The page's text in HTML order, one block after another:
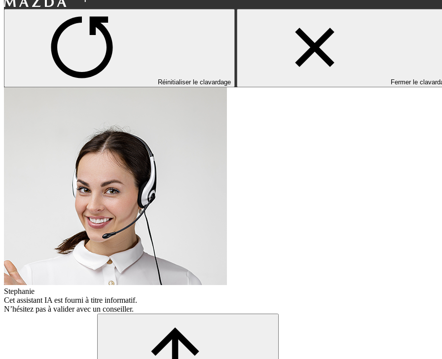
Réinitialiser le clavardage Fermer le
Stephanie
Cet assistant IA est fourni à titre informatif.
N’hésitez pas à valider avec un conseiller.